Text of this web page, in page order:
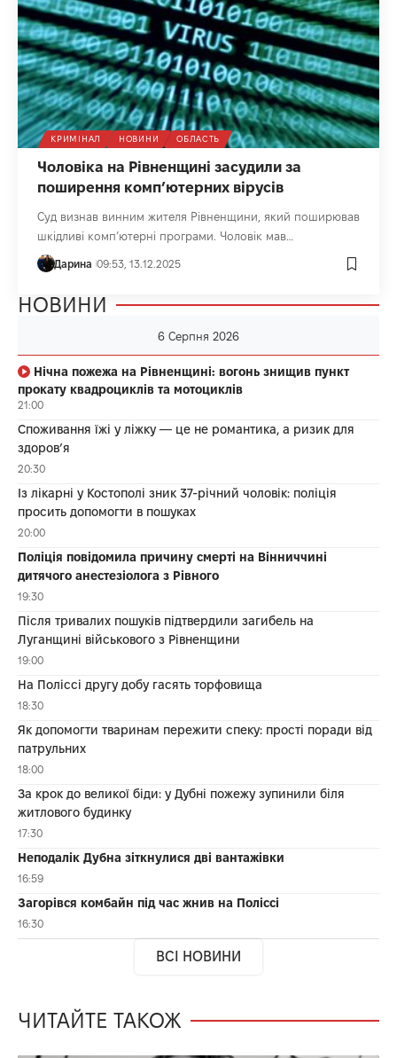
КРИМІНАЛ НОВИНИ ОБЛАСТЬ
Чоловіка на Рівненщині засудили за
поширення комп’ютерних вірусів
Суд визнав винним жителя Рівненщини, який поширював
шкідливі комп’ютерні програми. Чоловік мав…
Дарина 09:53, 13.12.2025
НОВИНИ
6 Серпня 2026
Нічна пожежа на Рівненщині: вогонь знищив пункт
прокату квадроциклів та мотоциклів
21:00
Споживання їжі у ліжку — це не романтика, а ризик для
здоров’я
20:30
Із лікарні у Костополі зник 37-річний чоловік: поліція
просить допомогти в пошуках
20:00
Поліція повідомила причину смерті на Вінниччині
дитячого анестезіолога з Рівного
19:30
Після тривалих пошуків підтвердили загибель на
Луганщині військового з Рівненщини
19:00
На Поліссі другу добу гасять торфовища
18:30
Як допомогти тваринам пережити спеку: прості поради від
патрульних
18:00
За крок до великої біди: у Дубні пожежу зупинили біля
житлового будинку
17:30
Неподалік Дубна зіткнулися дві вантажівки
16:59
Загорівся комбайн під час жнив на Поліссі
16:30
ВСІ НОВИНИ
ЧИТАЙТЕ ТАКОЖ